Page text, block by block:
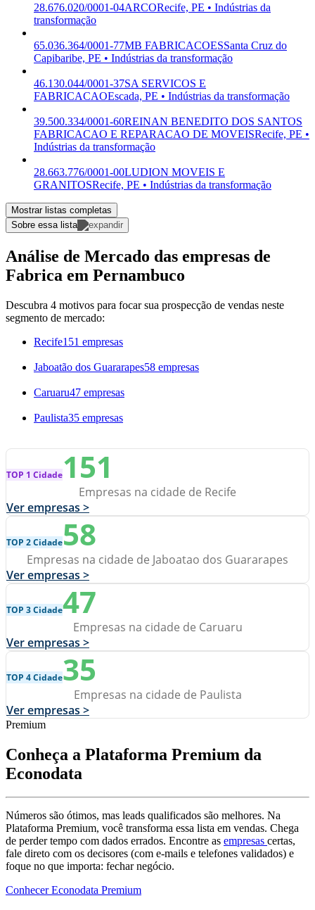
28.676.020/0001-04ARCORecife, PE • Indústrias da
transformação
65.036.364/0001-77MB FABRICACOESSanta Cruz do
Capibaribe, PE • Indústrias da transformação
46.130.044/0001-37SA SERVICOS E
FABRICACAOEscada, PE • Indústrias da transformação
39.500.334/0001-60REINAN BENEDITO DOS SANTOS
FABRICACAO E REPARACAO DE MOVEISRecife, PE •
Indústrias da transformação
28.663.776/0001-00LUDION MOVEIS E
GRANITOSRecife, PE • Indústrias da transformação
Mostrar listas completas
Sobre essa lista
Análise de Mercado das empresas de
Fabrica em Pernambuco
Descubra 4 motivos para focar sua prospecção de vendas neste
segmento de mercado:
Recife151 empresas
Jaboatão dos Guararapes58 empresas
Caruaru47 empresas
Paulista35 empresas
TOP 1 Cidade151
Empresas na cidade de Recife
Ver empresas >
TOP 2 Cidade58
Empresas na cidade de Jaboatao dos Guararapes
Ver empresas >
TOP 3 Cidade47
Empresas na cidade de Caruaru
Ver empresas >
TOP 4 Cidade35
Empresas na cidade de Paulista
Ver empresas >
Premium
Conheça a Plataforma Premium da
Econodata
Números são ótimos, mas leads qualificados são melhores. Na
Plataforma Premium, você transforma essa lista em vendas. Chega
de perder tempo com dados errados. Encontre as empresas certas,
fale direto com os decisores (com e-mails e telefones validados) e
foque no que importa: fechar negócio.
Conhecer Econodata Premium